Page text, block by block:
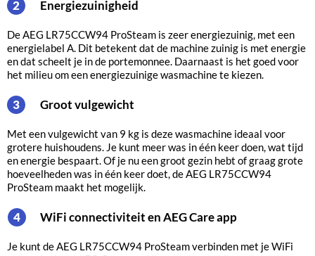
2 Energiezuinigheid
De AEG LR75CCW94 ProSteam is zeer energiezuinig, met een
energielabel A. Dit betekent dat de machine zuinig is met energie
en dat scheelt je in de portemonnee. Daarnaast is het goed voor
het milieu om een energiezuinige wasmachine te kiezen.
3 Groot vulgewicht
Met een vulgewicht van 9 kg is deze wasmachine ideaal voor
grotere huishoudens. Je kunt meer was in één keer doen, wat tijd
en energie bespaart. Of je nu een groot gezin hebt of graag grote
hoeveelheden was in één keer doet, de AEG LR75CCW94
ProSteam maakt het mogelijk.
4 WiFi connectiviteit en AEG Care app
Je kunt de AEG LR75CCW94 ProSteam verbinden met je WiFi